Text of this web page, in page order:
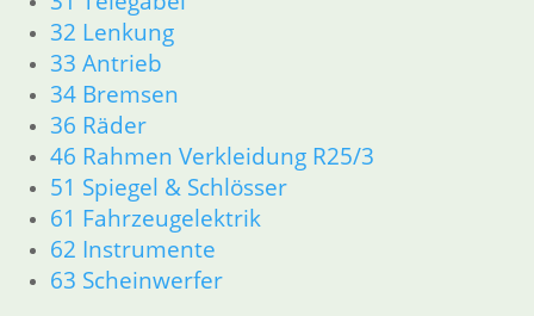
32 Lenkung
33 Antrieb
34 Bremsen
36 Räder
46 Rahmen Verkleidung R25/3
51 Spiegel & Schlösser
61 Fahrzeugelektrik
62 Instrumente
63 Scheinwerfer
33 Antrieb
34 Bremsen
36 Räder
46 Rahmen Verkleidung R25/3
51 Spiegel & Schlösser
61 Fahrzeugelektrik
62 Instrumente
63 Scheinwerfer